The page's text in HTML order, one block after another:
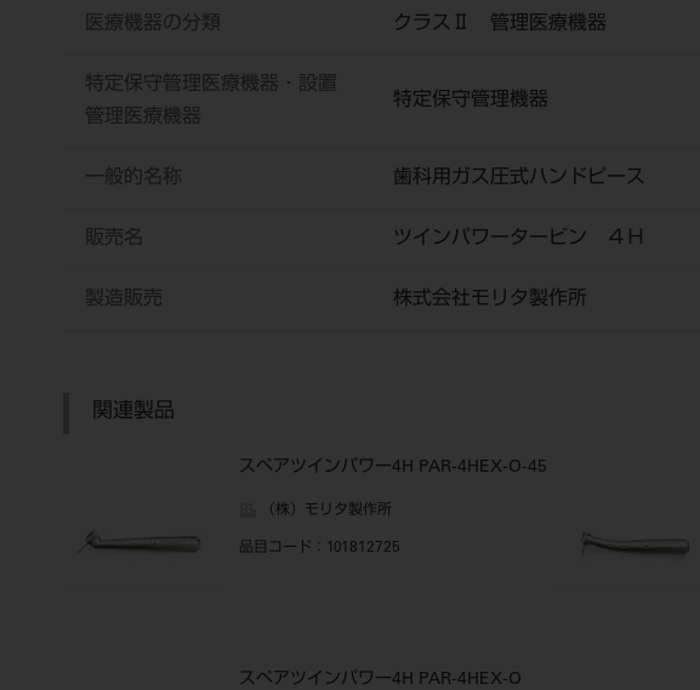
医療機器の分類 クラスⅡ 管理医療機器
特定保守管理医療機器・設置
管理医療機器
特定保守管理機器
一般的名称 歯科用ガス圧式ハンドピース
販売名 ツインパワータービン ４Ｈ
製造販売 株式会社モリタ製作所
関連製品
スペアツインパワー4H PAR-4HEX-O-45
（株）モリタ製作所
品目コード ：101812725
スペアツインパワー4H PAR-4HEX-O